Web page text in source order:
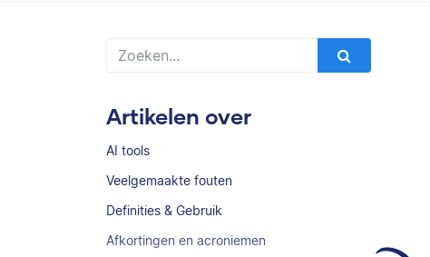
Artikelen over
AI tools
Veelgemaakte fouten
Definities & Gebruik
Afkortingen en acroniemen